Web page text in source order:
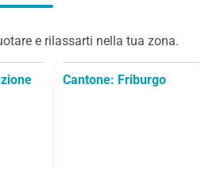
e rilassarti nella tua zona.
Cantone: Friburgo